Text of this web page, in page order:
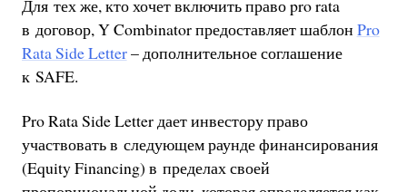
Для тех же, кто хочет включить право pro rata
в договор, Y Combinator предоставляет шаблон Pro
Rata Side Letter– дополнительное соглашение
к SAFE.
Pro Rata Side Letter дает инвестору право
участвовать в следующем раунде финансирования
(Equity Financing) в пределах своей